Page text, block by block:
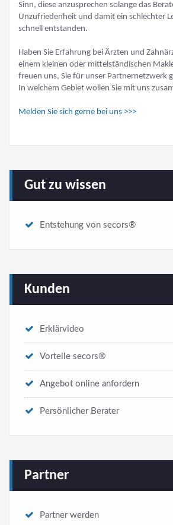
Sinn, diese anzusprechen solange das
Unzufriedenheit und damit ein schlechter
schnell entstanden.
Haben Sie Erfahrung bei Ärzten und
einem kleinen oder mittelständischen
freuen uns, Sie für unser Partnernetzwerk
In welchem Gebiet wollen Sie mit uns
Melden Sie sich gerne bei uns >>>
Gut zu wissen
Entstehung von secors®
Kunden
Erklärvideo
Vorteile secors®
Angebot online anfordern
Persönlicher Berater
Partner
Partner werden